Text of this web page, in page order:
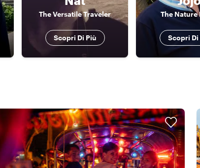
The Versatile Traveler
Scopri Di Più
The Nature
Scopri Di